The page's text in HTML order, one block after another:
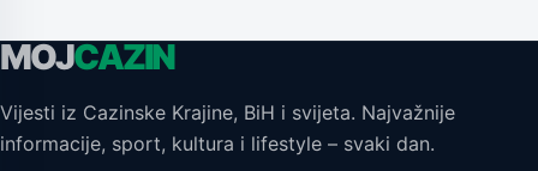
MOJCAZIN
Vijesti iz Cazinske Krajine, BiH i svijeta. Najvažnije
informacije, sport, kultura i lifestyle – svaki dan.